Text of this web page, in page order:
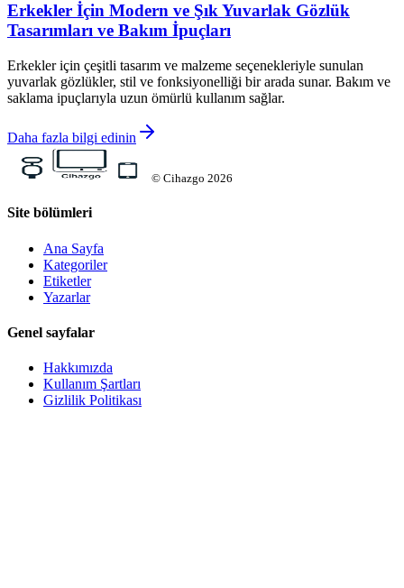
Erkekler İçin Modern ve Şık Yuvarlak Gözlük
Tasarımları ve Bakım İpuçları
Erkekler için çeşitli tasarım ve malzeme seçenekleriyle sunulan
yuvarlak gözlükler, stil ve fonksiyonelliği bir arada sunar. Bakım ve
saklama ipuçlarıyla uzun ömürlü kullanım sağlar.
Daha fazla bilgi edinin
© Cihazgo 2026
Site bölümleri
Ana Sayfa
Kategoriler
Etiketler
Yazarlar
Genel sayfalar
Hakkımızda
Kullanım Şartları
Gizlilik Politikası